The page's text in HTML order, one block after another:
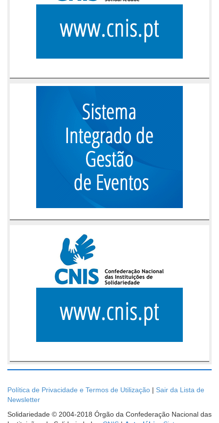
Política de Privacidade e Termos de Utilização | Sair da Lista de
Newsletter
Solidariedade © 2004-2018 Órgão da Confederação Nacional das